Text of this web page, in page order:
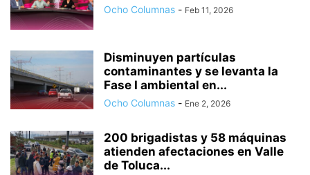
Ocho Columnas - Feb 11, 2026
Disminuyen partículas
contaminantes y se levanta la
Fase I ambiental en...
Ocho Columnas - Ene 2, 2026
200 brigadistas y 58 máquinas
atienden afectaciones en Valle
de Toluca...